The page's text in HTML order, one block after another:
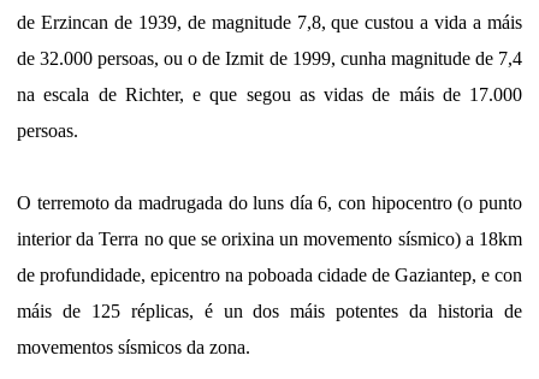
de Erzincan de 1939, de magnitude 7,8, que custou a vida a máis
de 32.000 persoas, ou o de Izmit de 1999, cunha magnitude de 7,4
na escala de Richter, e que segou as vidas de máis de 17.000
persoas.
O terremoto da madrugada do luns día 6, con hipocentro (o punto
interior da Terra no que se orixina un movemento sísmico) a 18km
de profundidade, epicentro na poboada cidade de Gaziantep, e con
máis de 125 réplicas, é un dos máis potentes da historia de
movementos sísmicos da zona.